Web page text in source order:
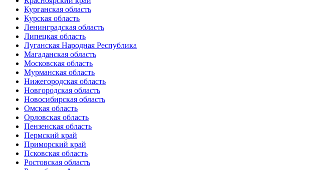
Курганская область
Курская область
Ленинградская область
Липецкая область
Луганская Народная Республика
Магаданская область
Московская область
Мурманская область
Нижегородская область
Новгородская область
Новосибирская область
Омская область
Орловская область
Пензенская область
Пермский край
Приморский край
Псковская область
Ростовская область